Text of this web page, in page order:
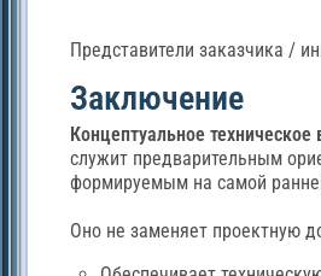
Представители заказчика /
Заключение
Концептуальное техническое
служит предварительным
формируемым на самой
Оно не заменяет проектную